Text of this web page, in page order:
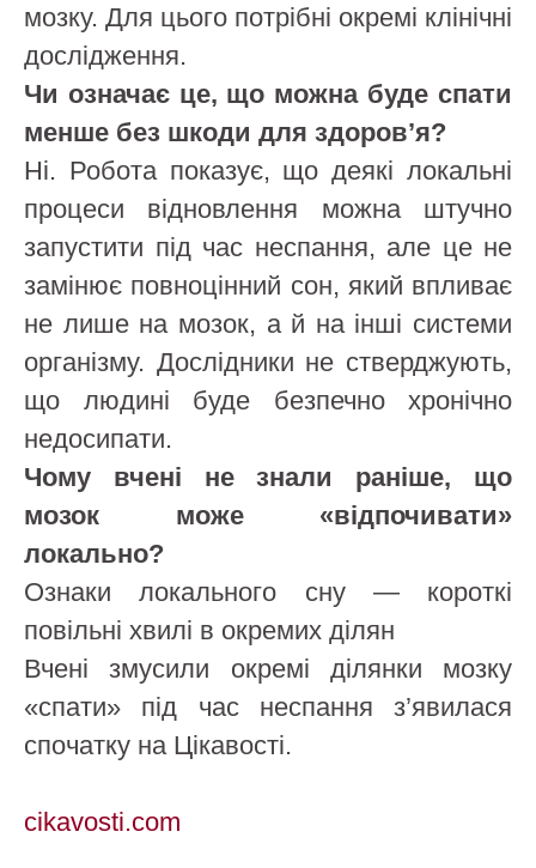
мозку. Для цього потрібні окремі клінічні
дослідження.
Чи означає це, що можна буде спати
менше без шкоди для здоров’я?
Ні. Робота показує, що деякі локальні
процеси відновлення можна штучно
запустити під час неспання, але це не
замінює повноцінний сон, який впливає
не лише на мозок, а й на інші системи
організму. Дослідники не стверджують,
що людині буде безпечно хронічно
недосипати.
Чому вчені не знали раніше, що
мозок може «відпочивати»
локально?
Ознаки локального сну — короткі
повільні хвилі в окремих ділян
Вчені змусили окремі ділянки мозку
«спати» під час неспання з’явилася
спочатку на Цікавості.
cikavosti.com